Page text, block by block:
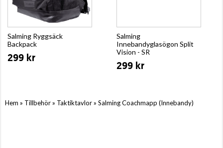
Salming Ryggsäck
Backpack
299 kr
Salming
Innebandyglasögon Split
Vision - SR
299 kr
Hem » Tillbehör» Taktiktavlor» Salming Coachmapp (Innebandy)